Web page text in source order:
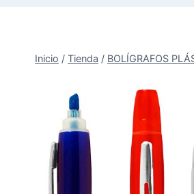
Inicio / Tienda / BOLÍGRAFOS